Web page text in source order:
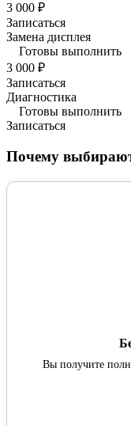
3 000 ₽
Записаться
Замена дисплея
Готовы выполнить
3 000 ₽
Записаться
Диагностика
Готовы выполнить
Записаться
Почему
Вы получите